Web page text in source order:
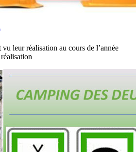
leur réalisation au cours de l’année